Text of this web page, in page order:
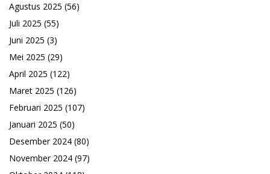
Agustus 2025 (56)
Juli 2025 (55)
Juni 2025 (3)
Mei 2025 (29)
April 2025 (122)
Maret 2025 (126)
Februari 2025 (107)
Januari 2025 (50)
Desember 2024 (80)
November 2024 (97)